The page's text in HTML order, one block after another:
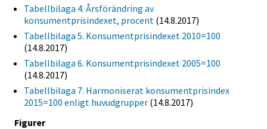
Tabellbilaga 4. Årsförändring av
konsumentprisindexet, procent (14.8.2017)
Tabellbilaga 5. Konsumentprisindexet 2010=100
(14.8.2017)
Tabellbilaga 6. Konsumentprisindexet 2005=100
(14.8.2017)
Tabellbilaga 7. Harmoniserat konsumentprisindex
2015=100 enligt huvudgrupper (14.8.2017)
Figurer